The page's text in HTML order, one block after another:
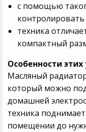
с помощью
техника
компактный
Особенности этих
Масляный
который можно
домашней
техника
помещении до